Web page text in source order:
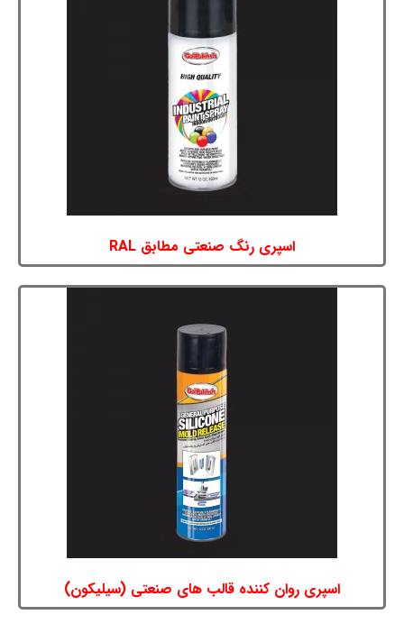
اسپری رنگ صنعتی مطابق RAL
اسپری روان کننده قالب های صنعتی (سیلیکون)